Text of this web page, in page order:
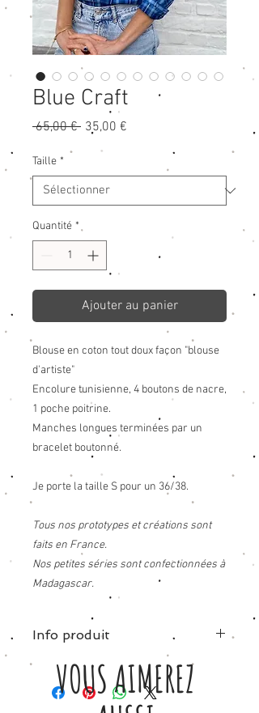
Blue Craft
65,00 € Prix
35,00 €
Taille *
Quantité *
Ajouter au panier
Blouse en coton tout doux façon "blouse
d'artiste"
Encolure tunisienne, 4 boutons de nacre,
1 poche poitrine.
Manches longues terminées par un
bracelet boutonné.
Je porte la taille S pour un 36/38.
Tous nos prototypes et créations sont
faits en France.
Nos petites séries sont confectionnées à
Madagascar.
Info produit
Tissu à carreaux dans les tons bleus -
100% coton .
Taille S : 36 (Poitrine 48cm - Long 63cm)
VOUS AIMEREZ